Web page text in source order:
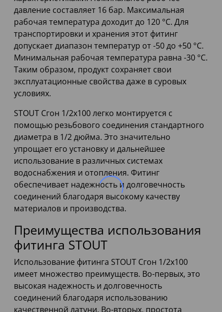
давление составляет 16 бар. Максимальная
рабочая температура доходит до 120 °С. Для
транспортировки и хранения этот фитинг
допускает диапазон температур от -50 до +50 °С.
Минимальная рабочая температура равна -30 °С.
Таким образом, продукт сохраняет свои
эксплуатационные свойства даже в суровых
условиях.
STOUT Сгон 1/2x100 легко монтируется с
помощью резьбового соединения стандартного
диаметра в 1/2 дюйма. Это значительно
упрощает его установку и дальнейшее
использование в различных системах
водоснабжения и отопления. Фитинг
обеспечивает надежность и долговечность
соединений благодаря высокому качеству
материалов и производства.
Преимущества использования
фитинга STOUT
Использование фитинга STOUT Сгон 1/2x100
имеет множество преимуществ. Во-первых, это
высокая надежность и долговечность
соединений благодаря использованию
качественной латуни. Во-вторых, простота